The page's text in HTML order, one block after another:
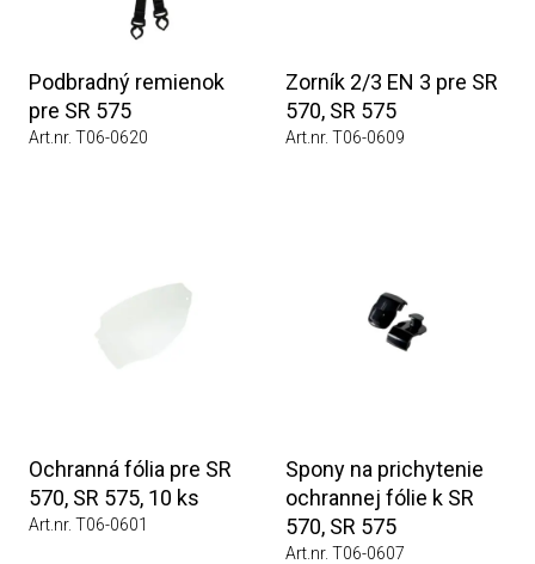
Podbradný remienok
pre SR 575
Art.nr. T06-0620
Zorník 2/3 EN 3 pre SR
570, SR 575
Art.nr. T06-0609
Ochranná fólia pre SR
570, SR 575, 10 ks
Art.nr. T06-0601
Spony na prichytenie
ochrannej fólie k SR
570, SR 575
Art.nr. T06-0607